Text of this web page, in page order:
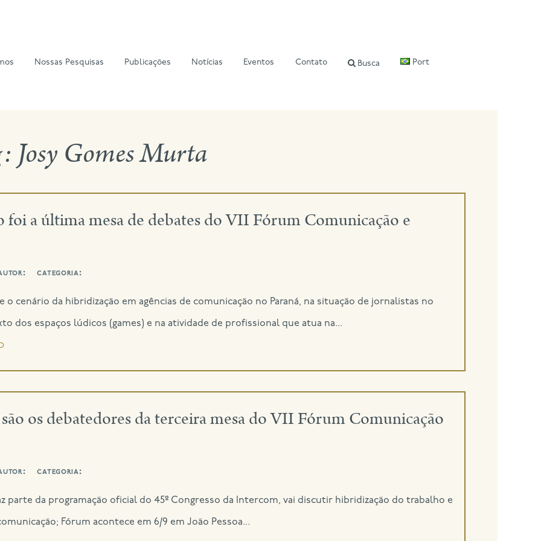
Nossas Pesquisas Publicações Notícias Eventos Contato Busca Port
Josy Gomes Murta
foi a última mesa de debates do VII Fórum Comunicação e
categoria:
o cenário da hibridização em agências de comunicação no Paraná, na situação de jornalistas no
dos espaços lúdicos (games) e na atividade de profissional que atua na...
os debatedores da terceira mesa do VII Fórum Comunicação
categoria:
parte da programação oficial do 45º Congresso da Intercom, vai discutir hibridização do trabalho e
Fórum acontece em 6/9 em João Pessoa...